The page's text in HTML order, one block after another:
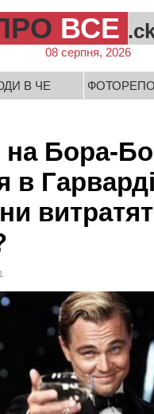
ВСЕ
08 серпня, 2026
В ЧЕ
Бора-
в